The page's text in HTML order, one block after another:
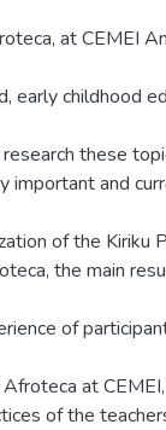
at CEMEI
early childhood
these
and
of the Kiriku
the main
of
at
of the